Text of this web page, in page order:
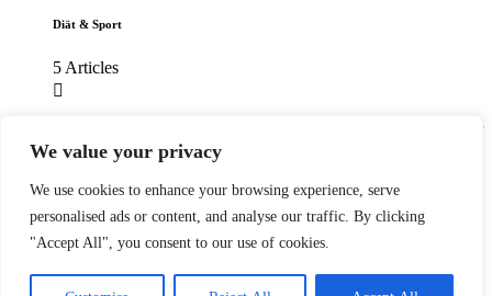
We value your privacy
We use cookies to enhance your browsing experience, serve
personalised ads or content, and analyse our traffic. By clicking
"Accept All", you consent to our use of cookies.
Diät & Sport
5 Articles
Fehler: Kein Feed mit der ID 5 gefunden.
Bitte geh zur Instagram-Feed-Einstellungsseite, um einen Feed zu
erstellen.